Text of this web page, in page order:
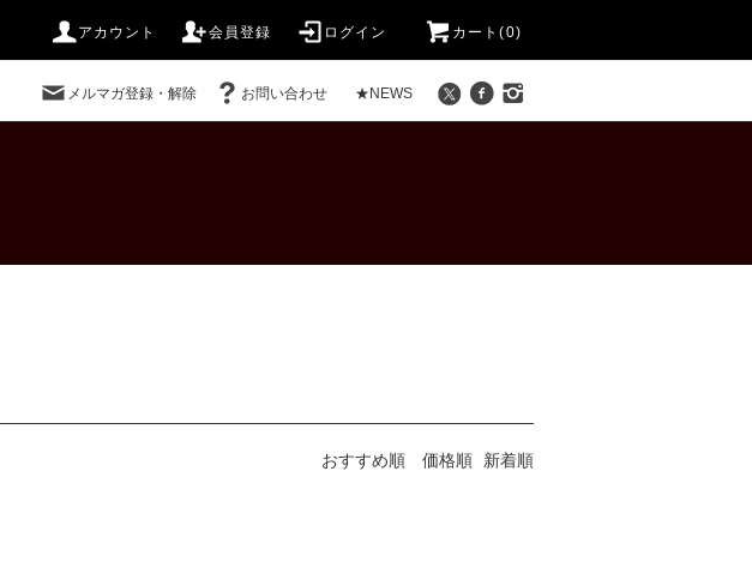
アカウント 会員登録 ログイン カート(0)
メルマガ登録・解除 お問い合わせ ★NEWS
おすすめ順 価格順 新着順